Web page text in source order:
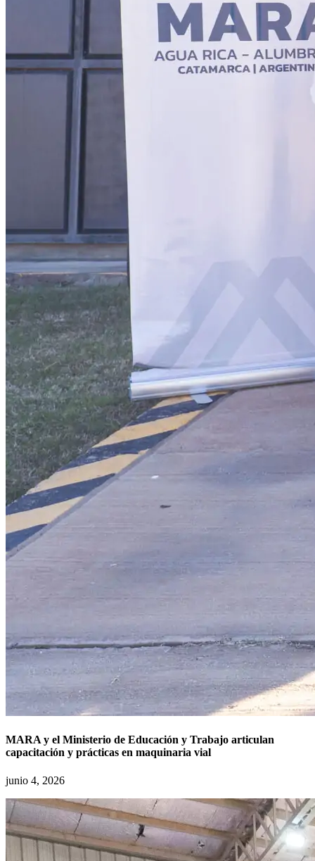
MARA y el Ministerio de Educación y Trabajo articulan
capacitación y prácticas en maquinaria vial
junio 4, 2026